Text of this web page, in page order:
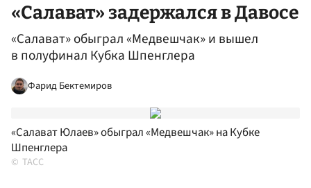
«Салават» задержался в Давосе
«Салават» обыграл «Медвешчак» и вышел
в полуфинал Кубка Шпенглера
Фарид Бектемиров
«Салават Юлаев» обыграл «Медвешчак» на Кубке
Шпенглера
ТАСС